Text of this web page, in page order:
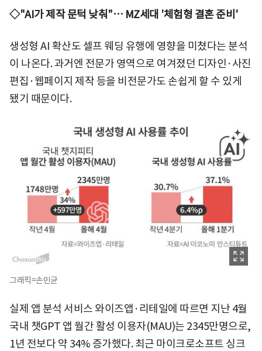
◇"AI가 제작 문턱 낮춰"… MZ세대 '체험형 결혼 준비'
생성형 AI 확산도 셀프 웨딩 유행에 영향을 미쳤다는 분석
이 나온다. 과거엔 전문가 영역으로 여겨졌던 디자인·사진
편집·웹페이지 제작 등을 비전문가도 손쉽게 할 수 있게
됐기 때문이다.
그래픽=손민균
실제 앱 분석 서비스 와이즈앱·리테일에 따르면 지난 4월
국내 챗GPT 앱 월간 활성 이용자(MAU)는 2345만명으로,
1년 전보다 약 34% 증가했다. 최근 마이크로소프트 싱크